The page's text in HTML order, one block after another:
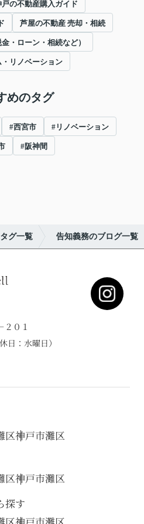
戸の不動産購入ガイド
芦屋の不動産 売却・相続
・ローン・相続など）
・リノベーション
めのタグ
#西宮市 #リノベーション
#阪神間
タグ一覧 告知義務のブログ一覧
２０１
日：水曜日）
区神戸市灘区
区神戸市灘区
探す